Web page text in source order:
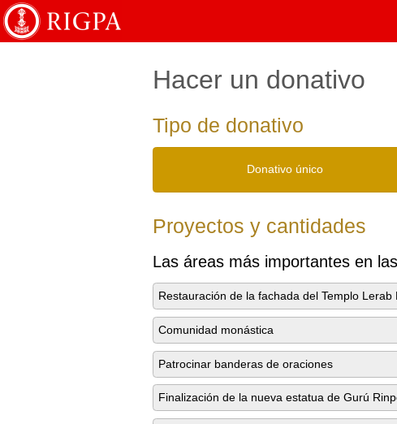
English
Hacer un donativo
Tipo de donativo
Donativo único
Proyectos y cantidades
Las áreas más importantes en
Restauración de la fachada del Templo Lerab
Comunidad monástica
Patrocinar banderas de oraciones
Finalización de la nueva estatua de Gurú